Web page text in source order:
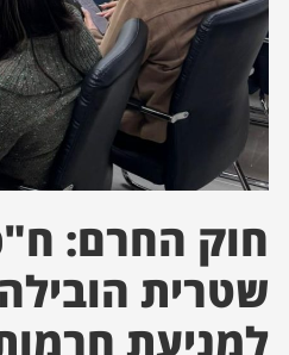
מקומית
עסקים
חוק החרם:
שטרית
למניעת